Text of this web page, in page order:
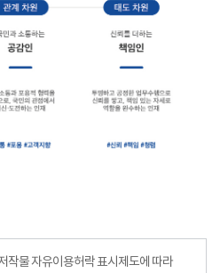
–출처표시이미지
작물 자유이용허락 표시제도에 따라